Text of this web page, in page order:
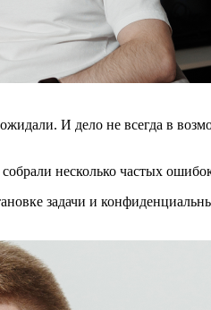
И дело не всегда в
несколько частых
задачи и